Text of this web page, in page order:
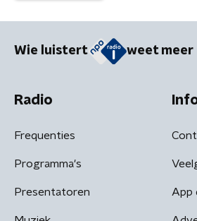
Wie luistert weet meer
Radio
Frequenties
Programma's
Presentatoren App